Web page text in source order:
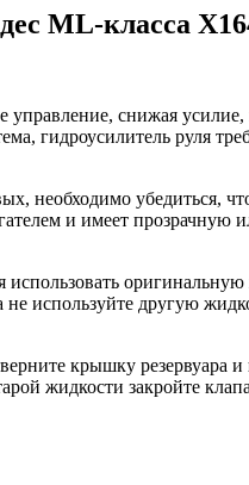
ML-класса
снижая
гидроусилитель руля
необходимо убедиться,
и имеет прозрачную
использовать
используйте другую
крышку резервуара
жидкости закройте